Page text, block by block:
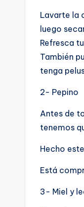
Lavarte la
luego
Refresca
También
tenga
2- Pepino
Antes de
tenemos
Hecho
Está
3- Miel y